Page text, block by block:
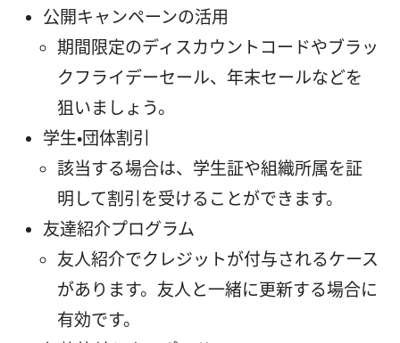
公開キャンペーンの活用
期間限定のディスカウントコードやブラッ
クフライデーセール、年末セールなどを
狙いましょう。
学生・団体割引
該当する場合は、学生証や組織所属を証
明して割引を受けることができます。
友達紹介プログラム
友人紹介でクレジットが付与されるケース
があります。友人と一緒に更新する場合に
有効です。